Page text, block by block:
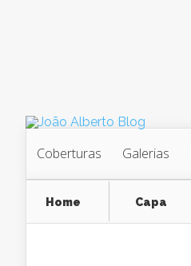
Coberturas Galerias
Home Capa